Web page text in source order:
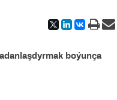
boýunça